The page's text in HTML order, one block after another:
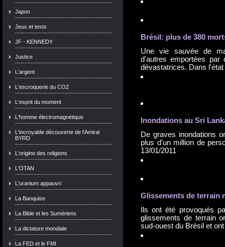
Japon
Jeux et tests
JF - KENNEDY
Justice
L'argent
L'escroquerie du CO2
L'esprit du moment
L'homme électromagnétique
L'incroyable découverte de l'Amiral
BYRD
L'origine des religions
L'OTAN
L'uranium appauvri
La Banquise
La Bible et les Sumériens
La dictature mondiale
La FED et le FMI
Brésil: plus de 380
Une vie sauvée de
d'autres emportées
dévastatrices. Dans
Inondations au Sri
De graves inondations
plus d'un million de
13/01/2011
Glissements de terrain
Ils ont été provoqués
glissements de terrain
sud-ouest du Brésil et